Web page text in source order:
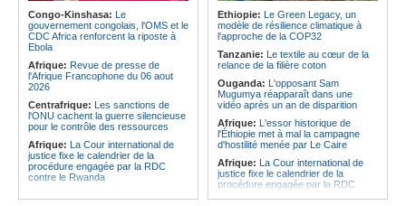
Afrique:Ligue des Champions de la
CAF - L'Espérance exemptée au
premier tour, le Club Africain hérite
du Djoliba AC
Afrique: Un consortium européen
développe un modèle de production
novateur pour les ingrédients
opportunité pour le pays
Angola:Le paiement échelonné
des services touristiques démarre
ce jeudi
Angola:Jiu-jitsu - Le pays
décroche une troisième médaille à
Congo-Kinshasa: Le
gouvernement congolais, l'OMS et le
CDC Africa renforcent la riposte à
Ebola
Afrique: Revue de presse de
l'Afrique Francophone du 06 aout
2026
Centrafrique: Les sanctions de
l'ONU cachent la guerre silencieuse
pour le contrôle des ressources
Afrique: La Cour international de
justice fixe le calendrier de la
procédure engagée par la RDC
contre le Rwanda
Ethiopie: Le Green Legacy, un
modèle de résilience climatique à
l'approche de la COP32
Tanzanie: Le textile au cœur de la
relance de la filière coton
Ouganda: L'opposant Sam
Mugumya réapparaît dans une
vidéo après un an de disparition
Afrique: L'essor historique de
l'Éthiopie met à mal la campagne
d'hostilité menée par Le Caire
Afrique: La Cour international de
justice fixe le calendrier de la
procédure engagée par la RDC